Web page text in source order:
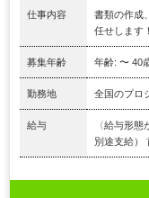
仕事内容
書類の作成
任せします！
募集年齢 年齢: 〜 40
勤務地 全国のプロ
給与
〈給与形
別途支給）